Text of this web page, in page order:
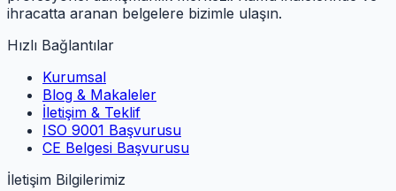
ihracatta aranan belgelere bizimle ulaşın.
Hızlı Bağlantılar
Kurumsal
Blog & Makaleler
İletişim & Teklif
ISO 9001 Başvurusu
CE Belgesi Başvurusu
İletişim Bilgilerimiz